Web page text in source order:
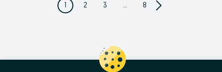
1 2 3 ... 8